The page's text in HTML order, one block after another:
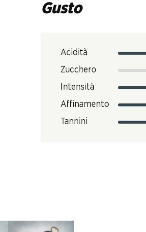
Gusto
Acidità
Zucchero
Intensità
Affinamento
Tannini